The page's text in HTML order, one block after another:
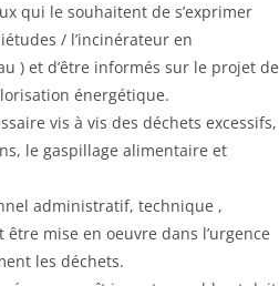
qui le souhaitent de s’exprimer
/ l’incinérateur en
) et d’être informés sur le projet de
énergétique.
vis à vis des déchets excessifs,
le gaspillage alimentaire et
administratif, technique ,
mise en oeuvre dans l’urgence
les déchets.